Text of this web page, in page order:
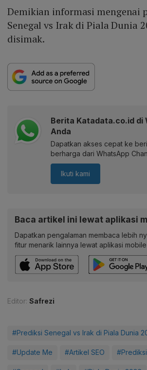
Demikian informasi mengenai
Senegal vs Irak di Piala Dunia
disimak.
Berita Katadata.co.id di
Anda
Dapatkan akses cepat ke
berharga dari WhatsApp
Ikuti kami
Baca artikel ini lewat aplikasi
Dapatkan pengalaman membaca lebih
fitur menarik lainnya lewat aplikasi
Editor: Safrezi
#Prediksi Senegal vs Irak di Piala Dunia
#Update Me #Artikel SEO